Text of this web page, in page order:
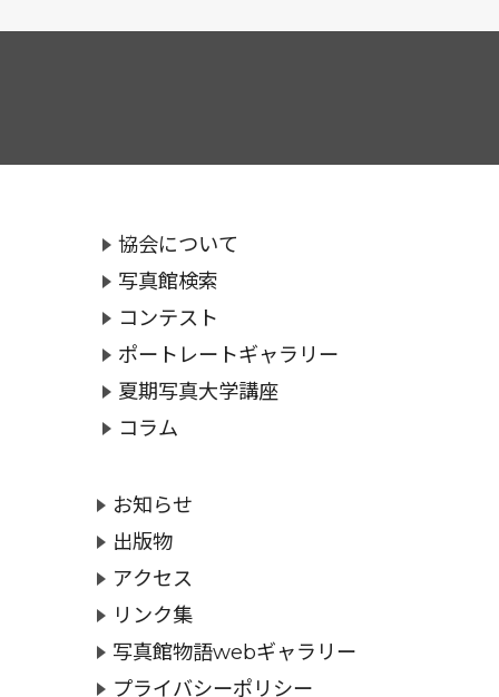
協会について
写真館検索
コンテスト
ポートレートギャラリー
夏期写真大学講座
コラム
お知らせ
出版物
アクセス
リンク集
写真館物語webギャラリー
プライバシーポリシー